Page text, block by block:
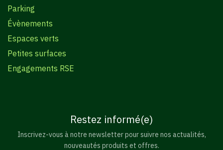
Parking
Évènements
Espaces verts
Petites surfaces
Engagements RSE
Restez informé(e)
Inscrivez-vous à notre newsletter pour suivre nos actualités,
nouveautés produits et offres.